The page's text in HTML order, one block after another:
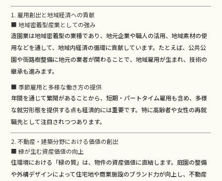
1. 雇用創出と地域経済への貢献
■ 地域密着型産業としての強み
造園業は地域密着型の業種であり、地元企業や職人の活用、地域素材の使
用などを通して、地域内経済の循環に貢献しています。たとえば、公共公
園や街路樹整備に地元の業者が関わることで、地域雇用が生まれ、技術の
継承も進みます。
■ 季節雇用と多様な働き方の提供
年間を通じて繁閑があることから、短期・パートタイム雇用も含め、多様
な就労形態を提供する点も経済的には重要です。特に高齢者や女性の再就
職先として注目されつつあります。
2. 不動産・建築分野における価値の創出
■ 緑が生む資産価値の向上
住環境における「緑の質」は、物件の資産価値に直結します。庭園の整備
や外構デザインによって住宅地や商業施設のブランド力が向上し、不動産